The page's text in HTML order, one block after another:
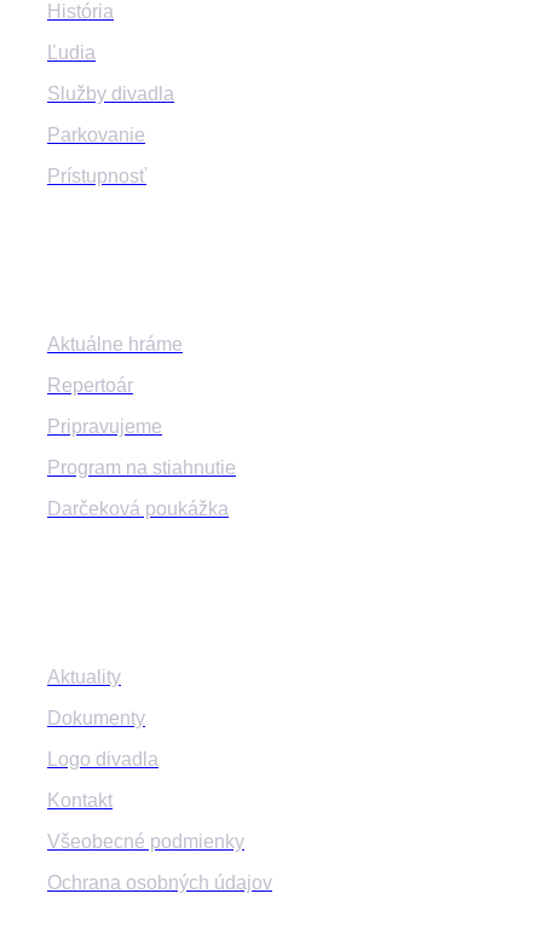
História
Ľudia
Služby divadla
Parkovanie
Prístupnosť
Aktuálne hráme
Repertoár
Pripravujeme
Program na stiahnutie
Darčeková poukážka
Aktuality
Dokumenty
Logo divadla
Kontakt
Všeobecné podmienky
Ochrana osobných údajov